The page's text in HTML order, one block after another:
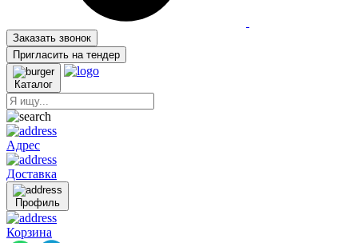
Заказать звонок
Пригласить на тендер
Каталог
Адрес
Доставка
Профиль
Корзина